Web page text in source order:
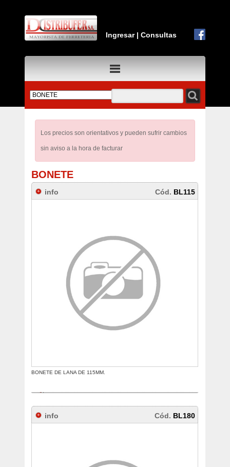
Ingresar|Consultas
Los precios son orientativos y pueden sufrir cambios
sin aviso a la hora de facturar
BONETE
info Cód. BL115
BONETE DE LANA DE 115MM.
info Cód. BL180